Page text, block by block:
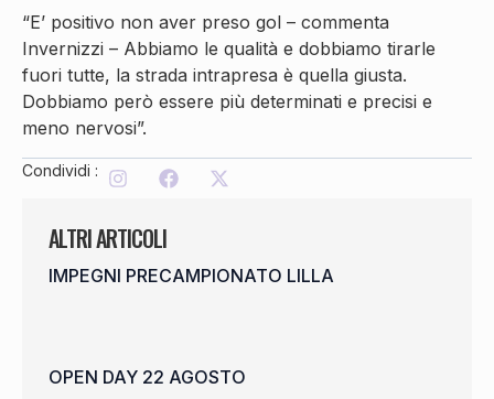
ALTRI ARTICOLI
IMPEGNI PRECAMPIONATO LILLA
OPEN DAY 22 AGOSTO
“E’ positivo non aver preso gol – commenta
Invernizzi – Abbiamo le qualità e dobbiamo tirarle
fuori tutte, la strada intrapresa è quella giusta.
Dobbiamo però essere più determinati e precisi e
meno nervosi”.
Condividi :